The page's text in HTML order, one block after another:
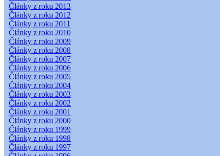
Články z roku 2013
Články z roku 2012
Články z roku 2011
Články z roku 2010
Články z roku 2009
Články z roku 2008
Články z roku 2007
Články z roku 2006
Články z roku 2005
Články z roku 2004
Články z roku 2003
Články z roku 2002
Články z roku 2001
Články z roku 2000
Články z roku 1999
Články z roku 1998
Články z roku 1997